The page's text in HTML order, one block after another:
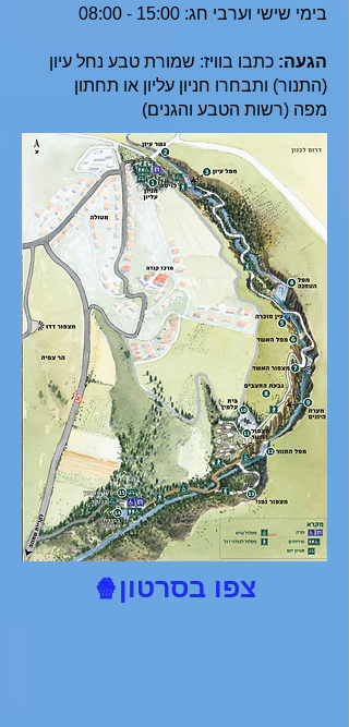
בימי שישי וערבי חג: 15:00 - 08:00
הגעה: כתבו בוויז: שמורת טבע נחל עיון
(התנור) ותבחרו חניון עליון או תחתון
מפה (רשות הטבע והגנים)
צפו בסרטון🍿